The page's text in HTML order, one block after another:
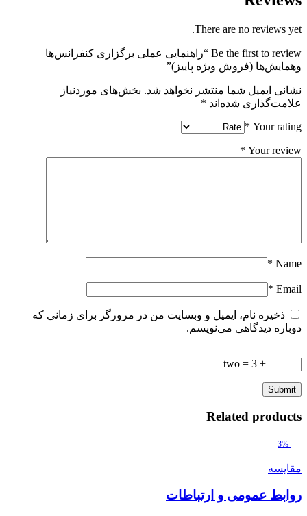
There are no reviews yet.
Be the first to review “راهنمایی عملی برگزاری کنفرانس‌ها
وهمایش‌ها (فروش ویژه پاییز)”
نشانی ایمیل شما منتشر نخواهد شد. بخش‌های موردنیاز
علامت‌گذاری شده‌اند *
Your rating
*
Your review
*
Name
*
Email
*
ذخیره نام، ایمیل و وبسایت من در مرورگر برای زمانی که
دوباره دیدگاهی می‌نویسم.
+ two = 3
Related products
-3%
مقایسه
روابط عمومی و ارتباطات